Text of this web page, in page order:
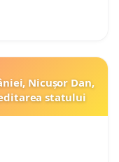
Nicușor Dan,
statului